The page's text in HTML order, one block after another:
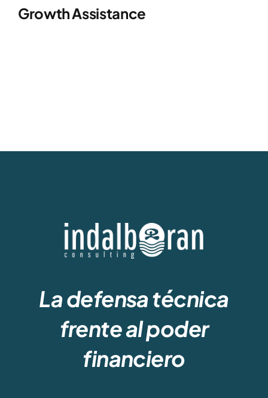
Growth Assistance
La defensa técnica
frente al poder
financiero